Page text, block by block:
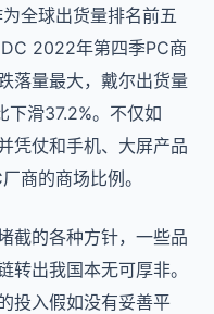
全球出货量排名前五
2022年第四季PC商
落量最大，戴尔出货量
下滑37.2%。不仅如
凭仗和手机、大屏产品
商的商场比例。
截的各种方针，一些品
转出我国本无可厚非。
投入假如没有妥善平